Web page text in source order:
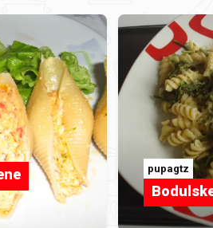
pupagtz